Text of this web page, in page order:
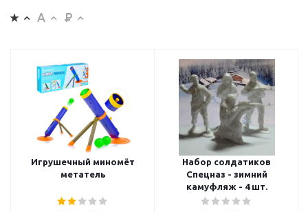
Игрушечный миномёт
метатель
Набор солдатиков
Спецназ - зимний
камуфляж - 4 шт.